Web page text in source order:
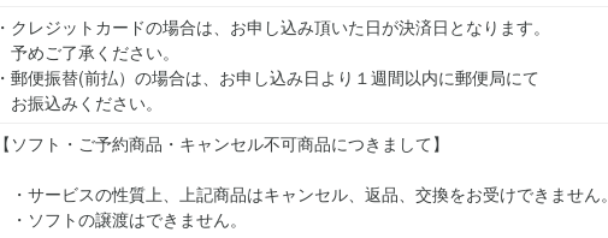
・クレジットカードの場合は、お申し込み頂いた日が決済日となります。
予めご了承ください。
・郵便振替(前払）の場合は、お申し込み日より１週間以内に郵便局にて
お振込みください。
【ソフト・ご予約商品・キャンセル不可商品につきまして】
・サービスの性質上、上記商品はキャンセル、返品、交換をお受けできません。
・ソフトの譲渡はできません。